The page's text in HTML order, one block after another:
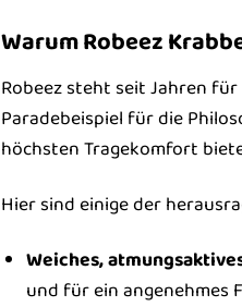
Warum Robeez
Robeez steht seit Jahren
Paradebeispiel für die
höchsten Tragekomfort
Hier sind einige der
Weiches,
und für ein angenehmes